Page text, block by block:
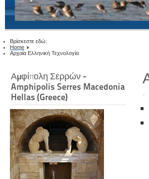
Βρίσκεστε εδώ:
Home
Αρχαία Ελληνική Τεχνολογία
Αμφίπολη Σερρών -
Amphipolis Serres Macedonia
Hellas (Greece)